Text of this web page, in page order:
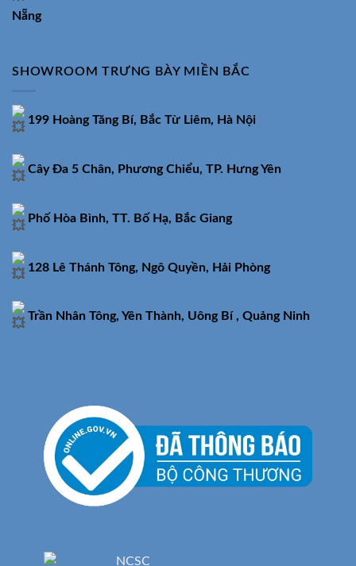
Nẵng
SHOWROOM TRƯNG BÀY MIỀN BẮC
199 Hoàng Tăng Bí, Bắc Từ Liêm, Hà Nội
Cây Đa 5 Chân, Phương Chiểu, TP. Hưng Yên
Phố Hòa Bình, TT. Bố Hạ, Bắc Giang
128 Lê Thánh Tông, Ngô Quyền, Hải Phòng
Trần Nhân Tông, Yên Thành, Uông Bí , Quảng Ninh